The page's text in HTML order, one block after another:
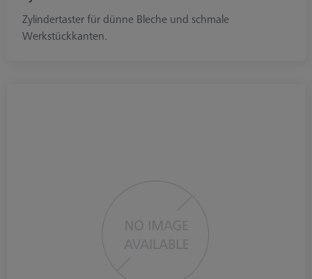
Zylindertaster für dünne Bleche und schmale
Werkstückkanten.